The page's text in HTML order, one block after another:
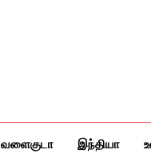
வளைகுடா இந்தியா